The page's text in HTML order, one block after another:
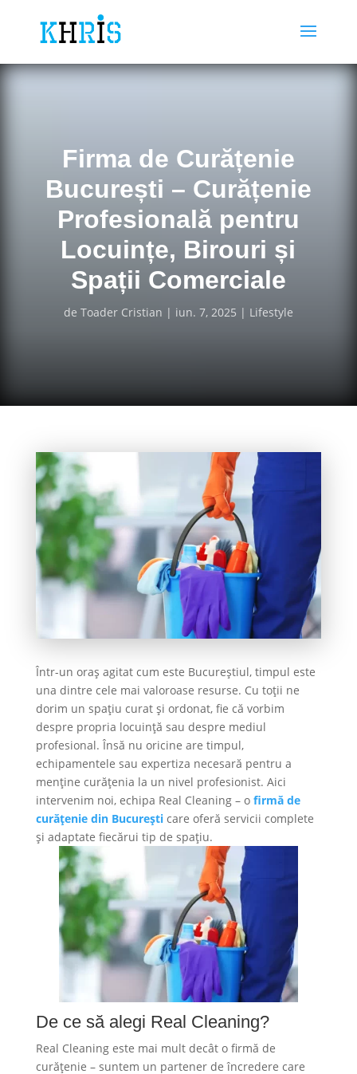
Firma de Curățenie
București – Curățenie
Profesională pentru
Locuințe, Birouri și
Spații Comerciale
de Toader Cristian iun. 7, 2025 Lifestyle
Într-un oraș agitat cum este Bucureștiul, timpul este
una dintre cele mai valoroase resurse. Cu toții ne
dorim un spațiu curat și ordonat, fie că vorbim
despre propria locuință sau despre mediul
profesional. Însă nu oricine are timpul,
echipamentele sau expertiza necesară pentru a
menține curățenia la un nivel profesionist. Aici
intervenim noi, echipa Real Cleaning – o firmă de
curățenie din București care oferă servicii complete
și adaptate fiecărui tip de spațiu.
De ce să alegi Real Cleaning?
Real Cleaning este mai mult decât o firmă de
curățenie – suntem un partener de încredere care